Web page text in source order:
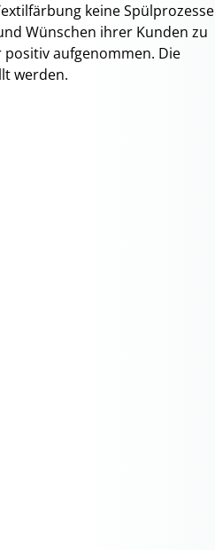
keine Spülprozesse
Wünschen ihrer Kunden zu
aufgenommen. Die
werden.